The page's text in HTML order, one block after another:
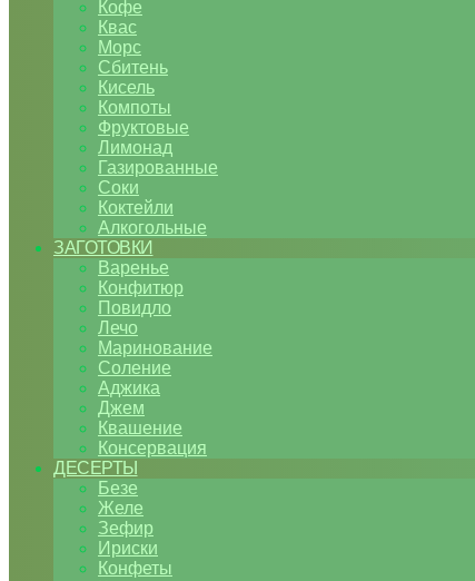
Кофе
Квас
Морс
Сбитень
Кисель
Компоты
Фруктовые
Лимонад
Газированные
Соки
Коктейли
Алкогольные
ЗАГОТОВКИ
Варенье
Конфитюр
Повидло
Лечо
Маринование
Соление
Аджика
Джем
Квашение
Консервация
ДЕСЕРТЫ
Безе
Желе
Зефир
Ириски
Конфеты